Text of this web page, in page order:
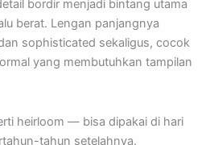
bordir menjadi bintang utama
berat. Lengan panjangnya
sophisticated sekaligus, cocok
yang membutuhkan tampilan
heirloom — bisa dipakai di hari
tahun setelahnya.